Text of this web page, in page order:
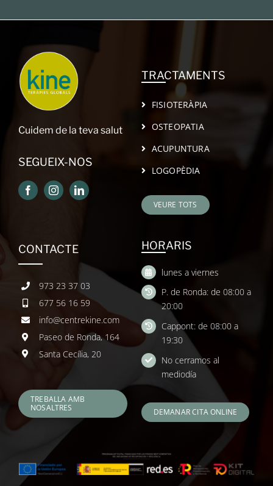
Cuidem de la teva salut
SEGUEIX-NOS
TRACTAMENTS
FISIOTERÀPIA
OSTEOPATIA
ACUPUNTURA
LOGOPÈDIA
VEURE TOTS
CONTACTE
973 23 37 03
677 56 16 59
info@centrekine.com
Paseo de Ronda, 164
Santa Cecília, 20
TREBALLA AMB
NOSALTRES
HORARIS
lunes a viernes
P. de Ronda: de 08:00 a
20:00
Cappont: de 08:00 a
19:30
No cerramos al
mediodía
DEMANAR CITA ONLINE